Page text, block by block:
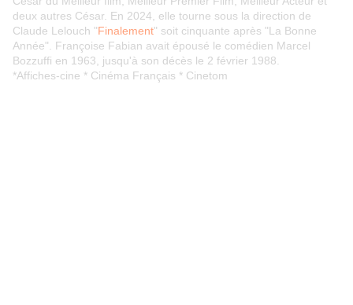
deux autres César. En 2024, elle tourne sous la direction de
Claude Lelouch "Finalement" soit cinquante après "La Bonne
Année". Françoise Fabian avait épousé le comédien Marcel
Bozzuffi en 1963, jusqu'à son décès le 2 février 1988.
*Affiches-cine * Cinéma Français * Cinetom